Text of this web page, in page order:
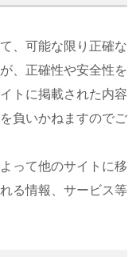
、可能な限り正確な
、正確性や安全性を
トに掲載された内容
負いかねますのでご
って他のサイトに移
る情報、サービス等